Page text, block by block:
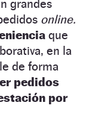
grandes
online.
que
en la
de forma
pedidos
por